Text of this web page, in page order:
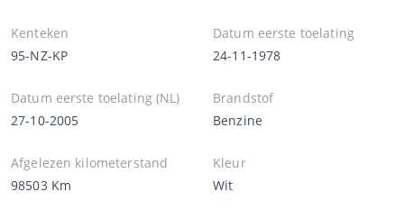
Kenteken
95-NZ-KP
Datum eerste toelating
24-11-1978
Datum eerste toelating (NL)
27-10-2005
Brandstof
Benzine
Afgelezen kilometerstand
98503 Km
Kleur
Wit